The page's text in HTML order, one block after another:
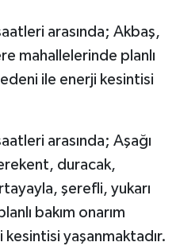
arasında; Akbaş,
mahallelerinde planlı
ile enerji kesintisi
arasında; Aşağı
duracak,
şerefli, yukarı
bakım onarım
kesintisi yaşanmaktadır.